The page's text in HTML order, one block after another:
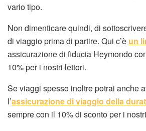
vario tipo.
Non dimenticare quindi, di
di viaggio prima di partire. Qui c’è un
assicurazione di fiducia Heymondo
10% per i nostri lettori.
Se viaggi spesso inoltre potrai anche
l’assicurazione di viaggio della
sempre con il 10% di sconto per i